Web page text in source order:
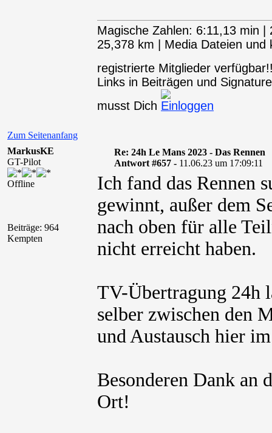
Zum Seitenanfang
Magische Zahlen: 6:11,13 min
25,378 km | Media Dateien
registrierte Mitglieder
Links in Beiträgen und
musst Dich
MarkusKE
GT-Pilot
Offline
Beiträge: 964
Kempten
Re: 24h Le Mans 2023 - Das Rennen
Antwort #657 - 11.06.23 um 17:09:11
Ich fand das Rennen
gewinnt, außer dem
nach oben für alle
nicht erreicht haben.
TV-Übertragung 24h
selber zwischen den
und Austausch hier
Besonderen Dank an
Ort!